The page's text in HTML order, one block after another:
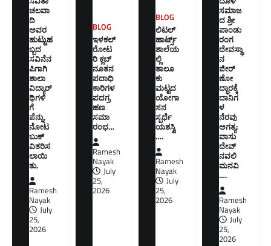
ಚಲವಾ
ದಿ
ಅವರ
ಹುಟ್ಟುಹ
ಬ್ಬದ
ಸವಿನೆನ
ಪಿಗಾಗಿ
ಶಾಲಾ
ವಿದ್ಯಾರ್
ಥಿಗಳಿ
ಗೆ
ಪೆನ್ನು,
ನೋಟ
ಬುಕ್
ವಿತರಿಸ
ಲಾಯಿ
ತು.
Ramesh
Nayak
July
25,
2026
BLOG
ಇಳಕಲ್
ರೋಟ
ರಿ ಕ್ಲಬ್
ನೂತನ‌
ಪದಾಧಿ
ಕಾರಿಗಳ
ಪದಗ್ರ
ಹಣ
ಸಮಾ
ರಂಭ…
Ramesh
Nayak
July
25,
2026
BLOG
ಲಿಟಲ್
ಹಾರ್ಟ್ಸ್
ಶಾಲೆಯ
ಲ್ಲಿ
ತಾಲೂ
ಕು
ಮಟ್ಟದ
ಯೋಗಾ
ಸನ
ಸ್ಪರ್ಧೆ
ಯಶಸ್ವಿ
….
Ramesh
Nayak
July
25,
2026
ಸಮಾಜ
ದ ಶ್ರೀ
ಪಾಂಡು
ರಂಗ
ದೇವಸ್ಥಾ
ನ
ಜೀರ್
ಣೋ
ದ್ಧಾರಕ್ಕೆ
ದಾನಿಗ
ಳ
ನೆರವು
ಅಗತ್ಯ:
ವಾಸು
ದೇವ್
ನವಲಿ
ಮನವಿ​
….
Ramesh
Nayak
July
25,
2026